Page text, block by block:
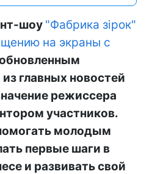
шоу "Фабрика зірок"
на экраны с
главных новостей
режиссера
участников.
молодым
первые шаги в
и развивать свой